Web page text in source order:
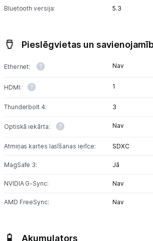
Bluetooth versija: 5.3
Pieslēgvietas un
Ethernet: Nav
HDMI: 1
Thunderbolt 4: 3
Optiskā iekārta: Nav
Atmiņas kartes lasīšanas ierīce: SDXC
MagSafe 3: Jā
NVIDIA G-Sync: Nav
AMD FreeSync: Nav
Akumulators